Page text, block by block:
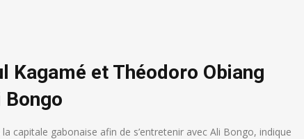
Kagamé et Théodoro Obiang
Bongo
capitale gabonaise afin de s’entretenir avec Ali Bongo, indique